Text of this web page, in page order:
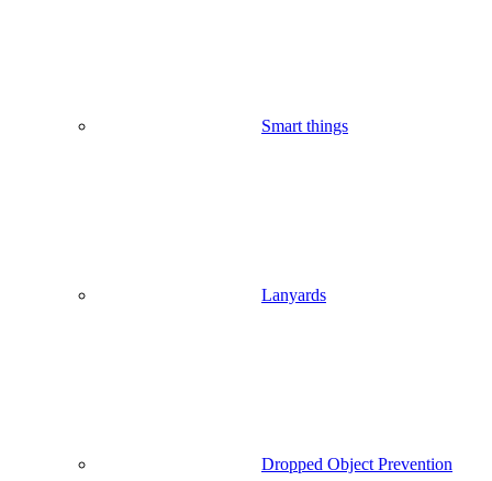
Smart things
Lanyards
Dropped Object Prevention